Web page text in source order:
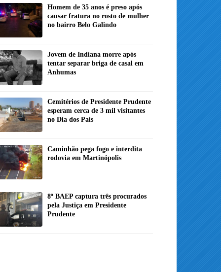
Homem de 35 anos é preso após
causar fratura no rosto de mulher
no bairro Belo Galindo
Jovem de Indiana morre após
tentar separar briga de casal em
Anhumas
Cemitérios de Presidente Prudente
esperam cerca de 3 mil visitantes
no Dia dos Pais
Caminhão pega fogo e interdita
rodovia em Martinópolis
8º BAEP captura três procurados
pela Justiça em Presidente
Prudente